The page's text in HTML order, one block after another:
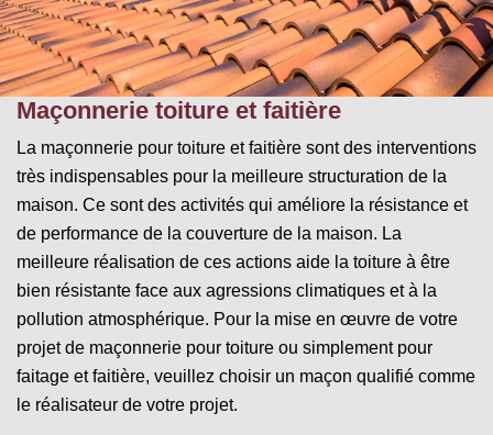
Maçonnerie toiture et faitière
La maçonnerie pour toiture et faitière sont des interventions
très indispensables pour la meilleure structuration de la
maison. Ce sont des activités qui améliore la résistance et
de performance de la couverture de la maison. La
meilleure réalisation de ces actions aide la toiture à être
bien résistante face aux agressions climatiques et à la
pollution atmosphérique. Pour la mise en œuvre de votre
projet de maçonnerie pour toiture ou simplement pour
faitage et faitière, veuillez choisir un maçon qualifié comme
le réalisateur de votre projet.